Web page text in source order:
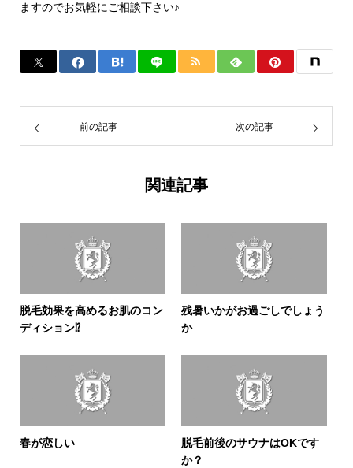
ますのでお気軽にご相談下さい♪
前の記事 次の記事
関連記事
脱毛効果を高めるお肌のコン
ディション⁉
残暑いかがお過ごしでしょう
か
春が恋しい
脱毛前後のサウナはOKです
か？